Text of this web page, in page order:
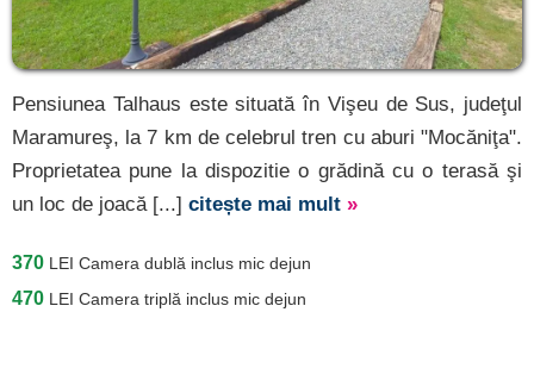
Pensiunea Talhaus este situată în Vişeu de Sus, judeţul
Maramureş, la 7 km de celebrul tren cu aburi "Mocăniţa".
Proprietatea pune la dispozitie o grădină cu o terasă şi
un loc de joacă [...] citește mai mult »
370 LEI Camera dublă inclus mic dejun
470 LEI Camera triplă inclus mic dejun
Cavnic
[1 oferte la 42.1 km]
Sighetu Marmației
[2 oferte la 47.2 km]
[3 oferte la 51.6 km]